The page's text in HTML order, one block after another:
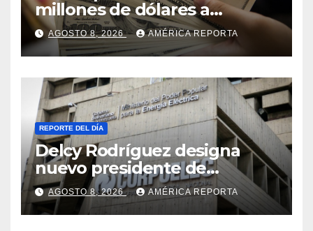
millones de dólares a
Colombia para un paquete
de seguridad
AGOSTO 8, 2026 AMÉRICA REPORTA
REPORTE DEL DÍA
Delcy Rodríguez designa
nuevo presidente de
Corpoelec y nuevo
viceministro de Servicios
Eléctricos
AGOSTO 8, 2026 AMÉRICA REPORTA